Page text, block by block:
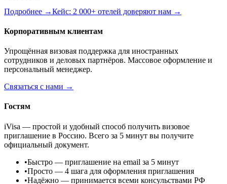
Подробнее →Кейс: 2 000+ отелей доверяют нам →
Корпоративным клиентам
Упрощённая визовая поддержка для иностранных
сотрудников и деловых партнёров. Массовое оформление и
персональный менеджер.
Связаться с нами →
Гостям
iVisa — простой и удобный способ получить визовое
приглашение в Россию. Всего за 5 минут вы получите
официальный документ.
•Быстро — приглашение на email за 5 минут
•Просто — 4 шага для оформления приглашения
•Надёжно — принимается всеми консульствами РФ